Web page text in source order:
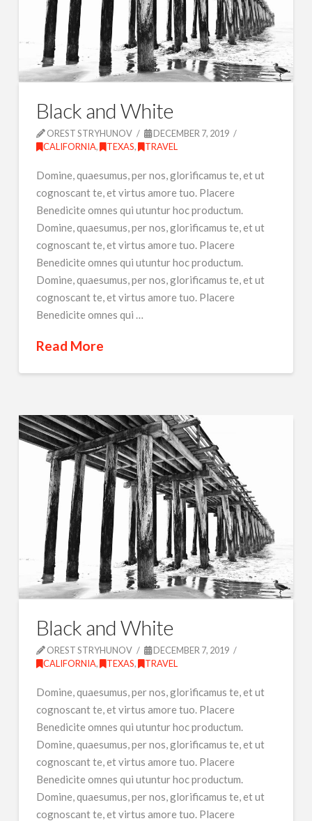
Black and White
OREST STRYHUNOV
DECEMBER 7, 2019
CALIFORNIA, TEXAS, TRAVEL
Domine, quaesumus, per nos, glorificamus te, et ut
cognoscant te, et virtus amore tuo. Placere
Benedicite omnes qui utuntur hoc productum.
Domine, quaesumus, per nos, glorificamus te, et ut
cognoscant te, et virtus amore tuo. Placere
Benedicite omnes qui utuntur hoc productum.
Domine, quaesumus, per nos, glorificamus te, et ut
cognoscant te, et virtus amore tuo. Placere
Benedicite omnes qui …
Read More
Black and White
OREST STRYHUNOV
DECEMBER 7, 2019
CALIFORNIA, TEXAS, TRAVEL
Domine, quaesumus, per nos, glorificamus te, et ut
cognoscant te, et virtus amore tuo. Placere
Benedicite omnes qui utuntur hoc productum.
Domine, quaesumus, per nos, glorificamus te, et ut
cognoscant te, et virtus amore tuo. Placere
Benedicite omnes qui utuntur hoc productum.
Domine, quaesumus, per nos, glorificamus te, et ut
cognoscant te, et virtus amore tuo. Placere